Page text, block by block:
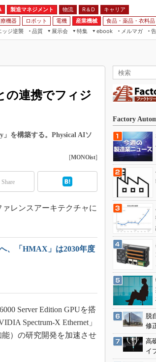
製造マネジメント 物流 R＆D
キャリア
機器 ロボット 電機 産業機械 食品・薬品・衣料品
ッジ逆襲 品質
展示会
特集
ルマ
サービス
像技術
開発
ール
インとCAE
ebook
モビリティ
メルマガ
の連携でフィジ
を構築する。Physical AIソ
[MONOist]
Share
レンスアーキテクチャに
、「HMAX」は2030年度
Server Edition GPUを搭
Spectrum-X Ethernet」
）の研究開発を加速させ
Factory
脱
修
高
イ